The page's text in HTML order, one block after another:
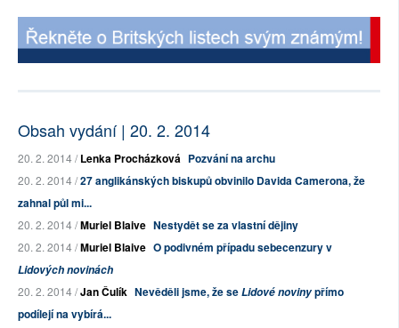
Obsah vydání | 20. 2. 2014
20. 2. 2014 /Lenka Procházková Pozvání na archu
20. 2. 2014 /27 anglikánských biskupů obvinilo Davida Camerona, že
zahnal půl mi...
20. 2. 2014 /Muriel Blaive Nestydět se za vlastní dějiny
20. 2. 2014 /Muriel Blaive O podivném případu sebecenzury v
Lidových novinách
20. 2. 2014 /Jan Čulík Nevěděli jsme, že seLidové novinypřímo
podílejí na vybírá...